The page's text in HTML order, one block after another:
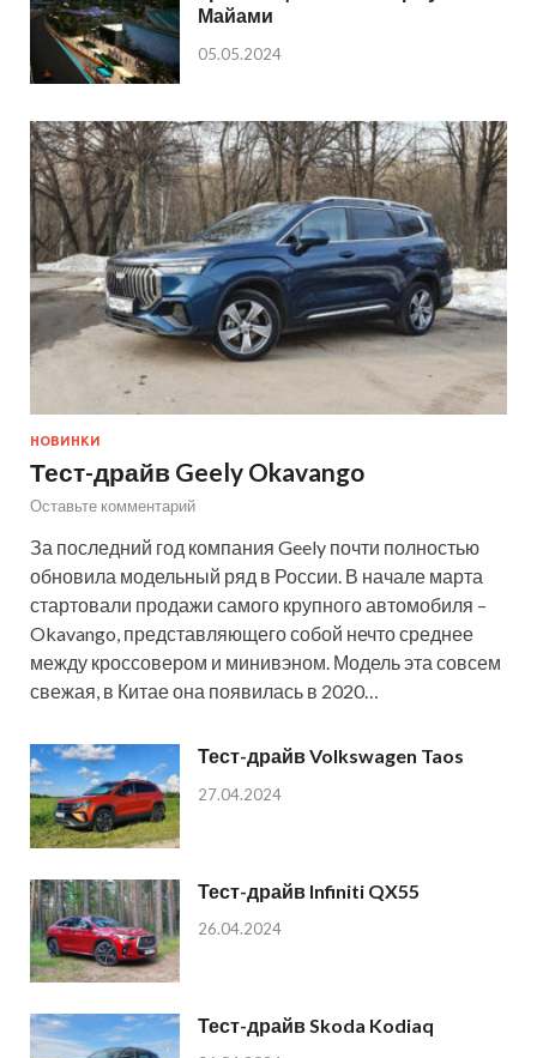
Майами
05.05.2024
НОВИНКИ
Тест-драйв Geely Okavango
Оставьте комментарий
За последний год компания Geely почти полностью
обновила модельный ряд в России. В начале марта
стартовали продажи самого крупного автомобиля –
Okavango, представляющего собой нечто среднее
между кроссовером и минивэном. Модель эта совсем
свежая, в Китае она появилась в 2020…
Тест-драйв Volkswagen Taos
27.04.2024
Тест-драйв Infiniti QX55
26.04.2024
Тест-драйв Skoda Kodiaq